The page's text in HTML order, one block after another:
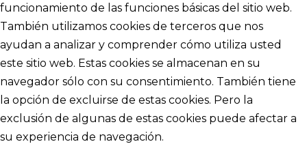
funcionamiento de las funciones básicas del sitio web.
También utilizamos cookies de terceros que nos
ayudan a analizar y comprender cómo utiliza usted
este sitio web. Estas cookies se almacenan en su
navegador sólo con su consentimiento. También tiene
la opción de excluirse de estas cookies. Pero la
exclusión de algunas de estas cookies puede afectar a
su experiencia de navegación.